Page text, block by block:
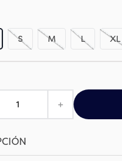
S M L XL
＋